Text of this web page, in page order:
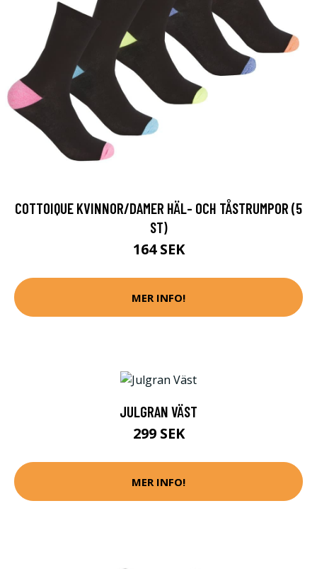
COTTOIQUE KVINNOR/DAMER HÄL- OCH TÅSTRUMPOR (5
ST)
164 SEK
MER INFO!
JULGRAN VÄST
299 SEK
MER INFO!